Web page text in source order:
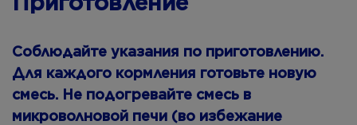
Соблюдайте указания по приготовлению.
Для каждого кормления готовьте новую
смесь. Не подогревайте смесь в
микроволновой печи (во избежание